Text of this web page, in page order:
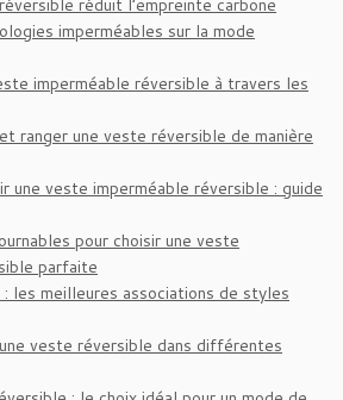
réduit l’empreinte carbone
imperméables sur la mode
imperméable réversible à travers les
ranger une veste réversible de manière
une veste imperméable réversible : guide
pour choisir une veste
parfaite
les meilleures associations de styles
veste réversible dans différentes